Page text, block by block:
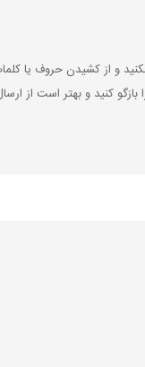
کنید و بهتر است از